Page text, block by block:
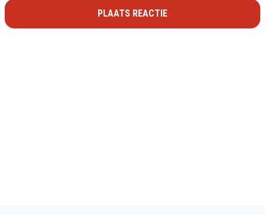
PLAATS REACTIE